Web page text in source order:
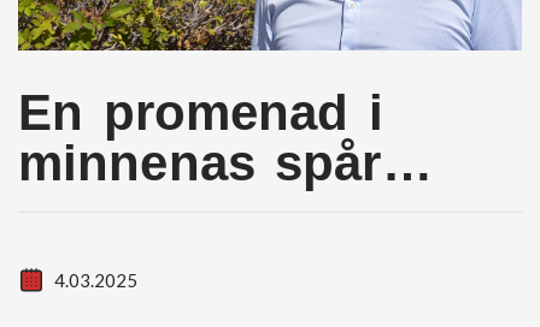
En promenad i
minnenas spår…
4.03.2025